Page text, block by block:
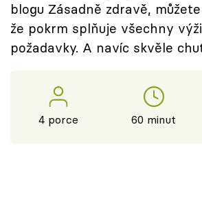
Sledujte nás
blogu Zásadně zdravě,
že pokrm splňuje všechny
požadavky. A navíc skvěle
4 porce 60 minut